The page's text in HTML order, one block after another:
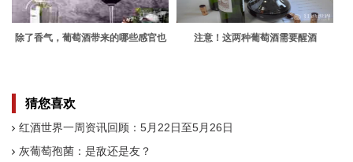
除了香气，葡萄酒带来的哪些感官也
注意！这两种葡萄酒需要醒酒
猜您喜欢
红酒世界一周资讯回顾：5月22日至5月26日
灰葡萄孢菌：是敌还是友？